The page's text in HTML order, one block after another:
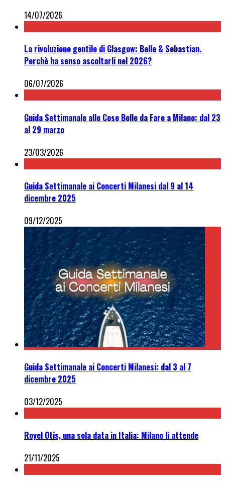
14/07/2026
La rivoluzione gentile di Glasgow: Belle & Sebastian.
Perchè ha senso ascoltarli nel 2026?
06/07/2026
Guida Settimanale alle Cose Belle da Fare a Milano: dal 23
al 29 marzo
23/03/2026
Guida Settimanale ai Concerti Milanesi dal 9 al 14
dicembre 2025
09/12/2025
Guida Settimanale ai Concerti Milanesi: dal 3 al 7
dicembre 2025
03/12/2025
Royel Otis, una sola data in Italia: Milano li attende
21/11/2025